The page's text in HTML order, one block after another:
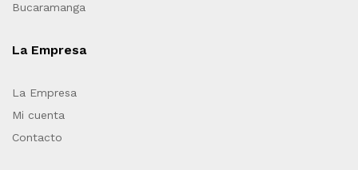
Bucaramanga
La Empresa
La Empresa
Mi cuenta
Contacto